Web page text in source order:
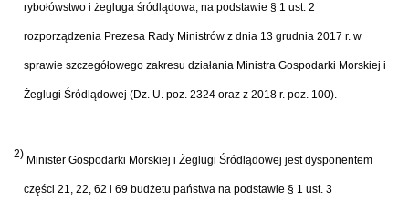
rybołówstwo i żegluga śródlądowa, na podstawie § 1 ust. 2
rozporządzenia Prezesa Rady Ministrów z dnia 13 grudnia 2017 r. w
sprawie szczegółowego zakresu działania Ministra Gospodarki Morskiej i
Żeglugi Śródlądowej (Dz. U. poz. 2324 oraz z 2018 r. poz. 100).
2) Minister Gospodarki Morskiej i Żeglugi Śródlądowej jest dysponentem
części 21, 22, 62 i 69 budżetu państwa na podstawie § 1 ust. 3